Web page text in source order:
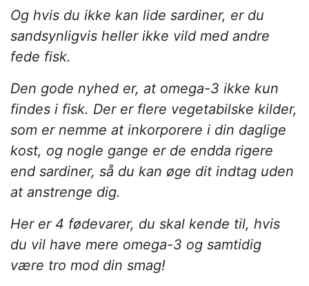
Og hvis du ikke kan lide sardiner, er du
sandsynligvis heller ikke vild med andre
fede fisk.
Den gode nyhed er, at omega-3 ikke kun
findes i fisk. Der er flere vegetabilske kilder,
som er nemme at inkorporere i din daglige
kost, og nogle gange er de endda rigere
end sardiner, så du kan øge dit indtag uden
at anstrenge dig.
Her er 4 fødevarer, du skal kende til, hvis
du vil have mere omega-3 og samtidig
være tro mod din smag!